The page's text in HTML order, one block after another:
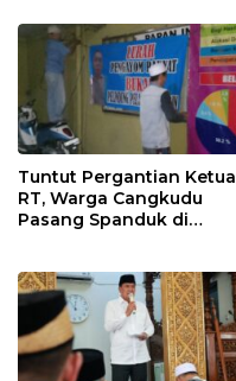
Tuntut Pergantian Ketua
RT, Warga Cangkudu
Pasang Spanduk di